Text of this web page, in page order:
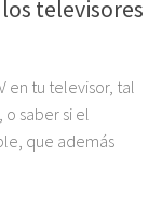
televisores
en tu televisor, tal
saber si el
que además